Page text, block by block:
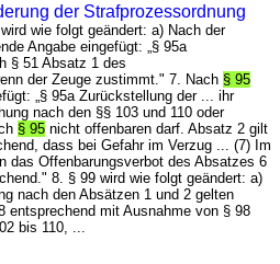
der Strafprozessordnung
wie folgt geändert: a) Nach der
Angabe eingefügt: „§ 95a
§ 51 Absatz 1 des
der Zeuge zustimmt." 7. Nach § 95
„§ 95a Zurückstellung der ... ihr
nach den §§ 103 und 110 oder
§ 95 nicht offenbaren darf. Absatz 2 gilt
dass bei Gefahr im Verzug ... (7) Im
das Offenbarungsverbot des Absatzes 6
8. § 99 wird wie folgt geändert: a)
nach den Absätzen 1 und 2 gelten
entsprechend mit Ausnahme von § 98
bis 110, ...